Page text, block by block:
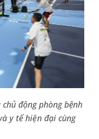
động phòng bệnh
y tế hiện đại cùng